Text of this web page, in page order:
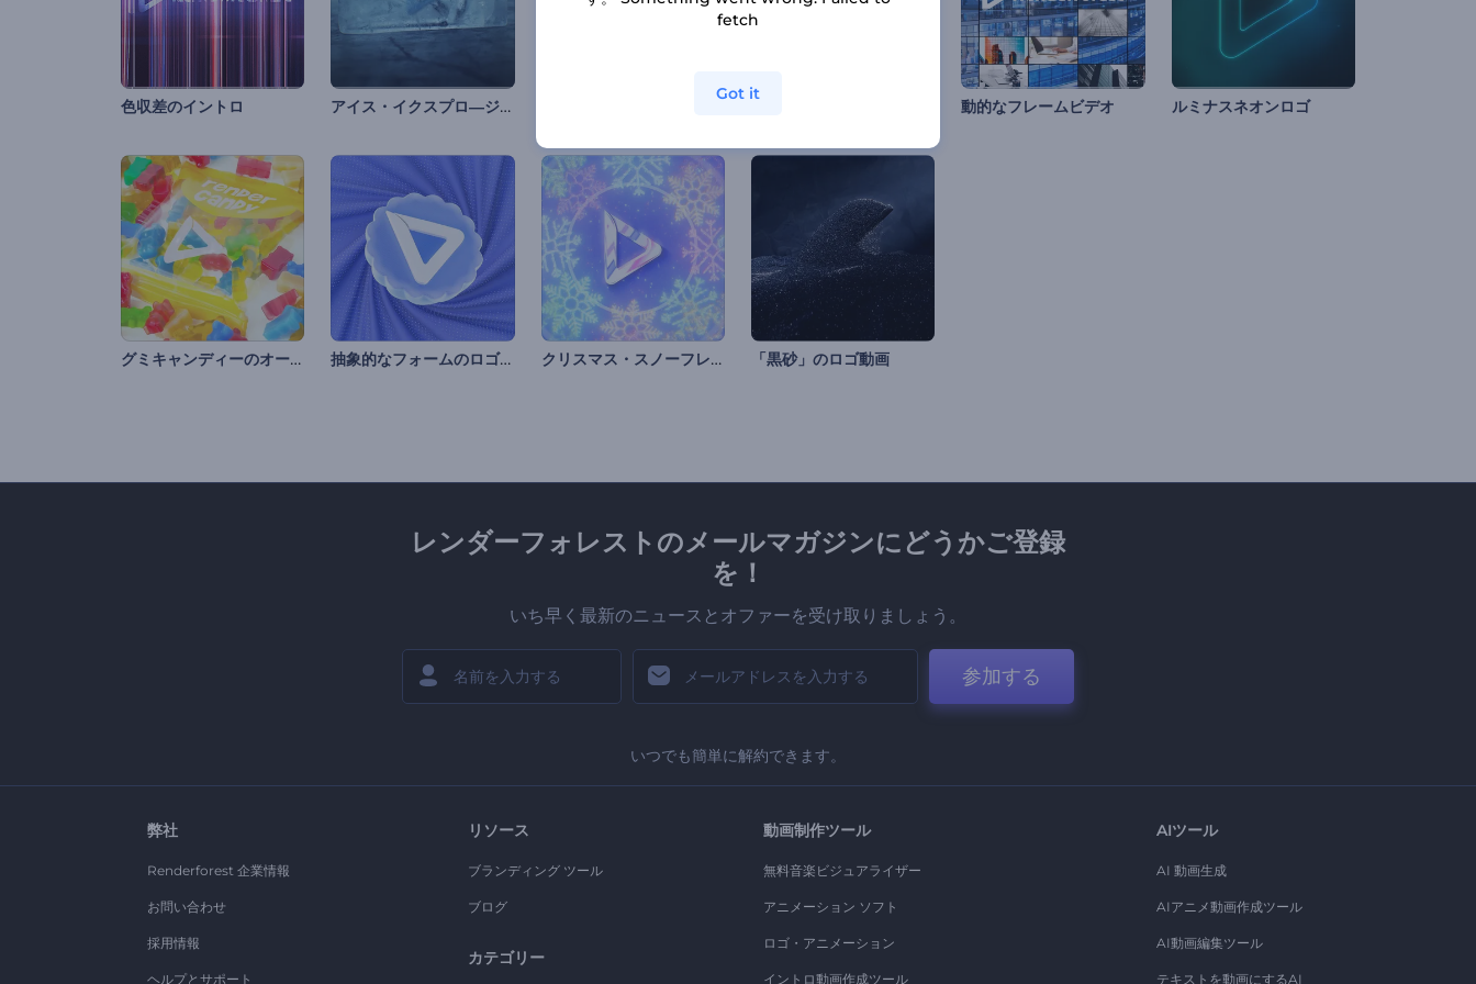
色収差のイントロ アイス・イクスプロ―ジョン・ロゴ動画 動的なフレームビデオ ルミナスネオンロゴ
グミキャンディーのオープニング動画 抽象的なフォームのロゴ動画 クリスマス・スノーフレークのオープニング動画 「黒砂」のロゴ動画
レンダーフォレストのメールマガジンにどうかご登録
を！
いち早く最新のニュースとオファーを受け取りましょう。
参加する
いつでも簡単に解約できます。
弊社
Renderforest 企業情報
お問い合わせ
採用情報
ヘルプとサポート
リソース
ブランディング ツール
ブログ
カテゴリー
動画制作ツール
無料音楽ビジュアライザー
アニメーション ソフト
ロゴ・アニメーション
イントロ動画作成ツール
AIツール
AI 動画生成
AIアニメ動画作成ツール
AI動画編集ツール
テキストを動画にするAI
fetch
Got it